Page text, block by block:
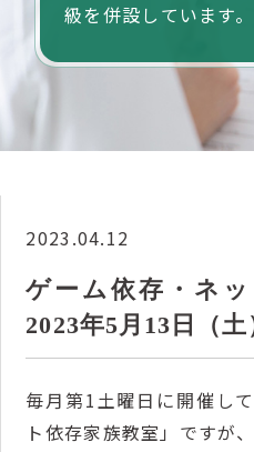
級を併設しています。
2023.04.12
ゲーム依存・ネ
2023年5月13日（
毎月第1土曜日に開催し
ト依存家族教室」ですが、